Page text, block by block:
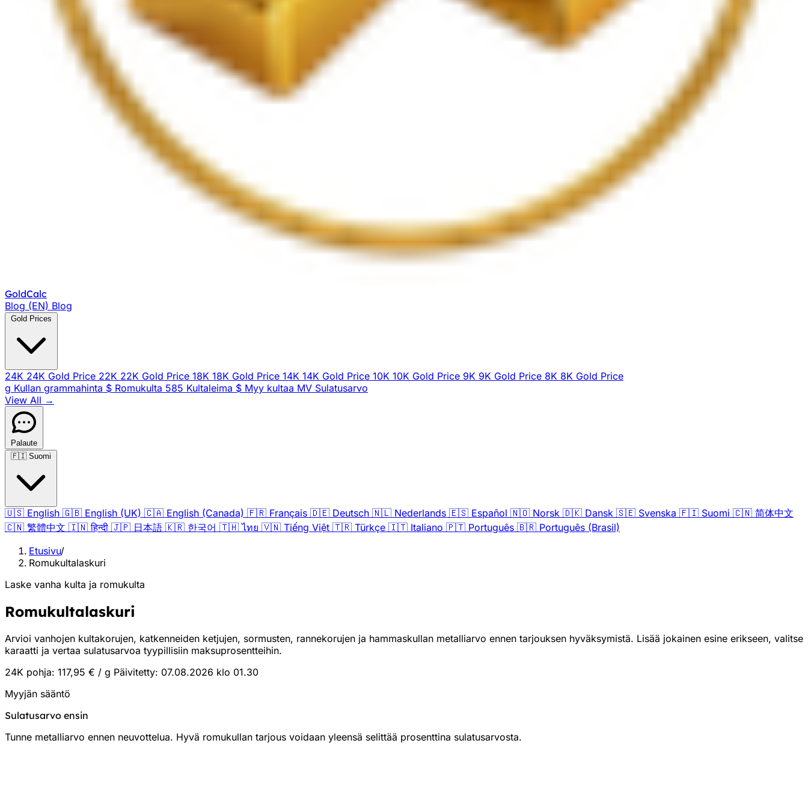
GoldCalc
Blog (EN) Blog
Gold Prices
24K 24K Gold Price 22K 22K Gold Price 18K 18K Gold Price 14K 14K Gold Price 10K 10K Gold Price 9K 9K Gold Price 8K 8K Gold Price
g Kullan grammahinta $ Romukulta 585 Kultaleima $ Myy kultaa MV Sulatusarvo
View All →
Palaute
🇫🇮 Suomi
🇺🇸 English 🇬🇧 English (UK) 🇨🇦 English (Canada) 🇫🇷 Français 🇩🇪 Deutsch 🇳🇱 Nederlands 🇪🇸 Español 🇳🇴 Norsk 🇩🇰 Dansk 🇸🇪 Svenska 🇫🇮 Suomi 🇨🇳 简体中文
🇨🇳 繁體中文 🇮🇳 हिन्दी 🇯🇵 日本語 🇰🇷 한국어 🇹🇭 ไทย 🇻🇳 Tiếng Việt 🇹🇷 Türkçe 🇮🇹 Italiano 🇵🇹 Português 🇧🇷 Português (Brasil)
Etusivu/
Romukultalaskuri
Laske vanha kulta ja romukulta
Romukultalaskuri
Arvioi vanhojen kultakorujen, katkenneiden ketjujen, sormusten, rannekorujen ja hammaskullan metalliarvo ennen tarjouksen hyväksymistä. Lisää jokainen esine erikseen, valitse
karaatti ja vertaa sulatusarvoa tyypillisiin maksuprosentteihin.
24K pohja: 117,95 € / g Päivitetty: 07.08.2026 klo 01.30
Myyjän sääntö
Sulatusarvo ensin
Tunne metalliarvo ennen neuvottelua. Hyvä romukullan tarjous voidaan yleensä selittää prosenttina sulatusarvosta.